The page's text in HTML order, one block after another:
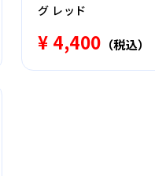
グ レッド
¥ 4,400 （税込）